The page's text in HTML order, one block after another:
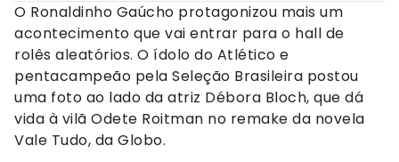
O Ronaldinho Gaúcho protagonizou mais um
acontecimento que vai entrar para o hall de
rolês aleatórios. O ídolo do Atlético e
pentacampeão pela Seleção Brasileira postou
uma foto ao lado da atriz Débora Bloch, que dá
vida à vilã Odete Roitman no remake da novela
Vale Tudo, da Globo.